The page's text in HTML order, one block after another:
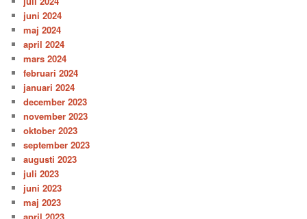
juni 2024
maj 2024
april 2024
mars 2024
februari 2024
januari 2024
december 2023
november 2023
oktober 2023
september 2023
augusti 2023
juli 2023
juni 2023
maj 2023